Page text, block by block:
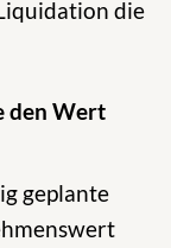
die
den Wert
geplante